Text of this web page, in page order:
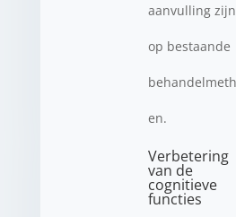
aanvulling zijn
op bestaande
en.
Verbetering
van de
cognitieve
functies